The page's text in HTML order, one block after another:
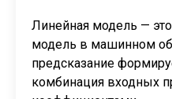
Линейная модель —
модель в машинном
предсказание
комбинация входных